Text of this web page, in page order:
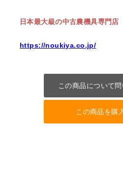
日本最大級の中古農機具専門店
https://noukiya.co.jp/
この商品について
この商品を購